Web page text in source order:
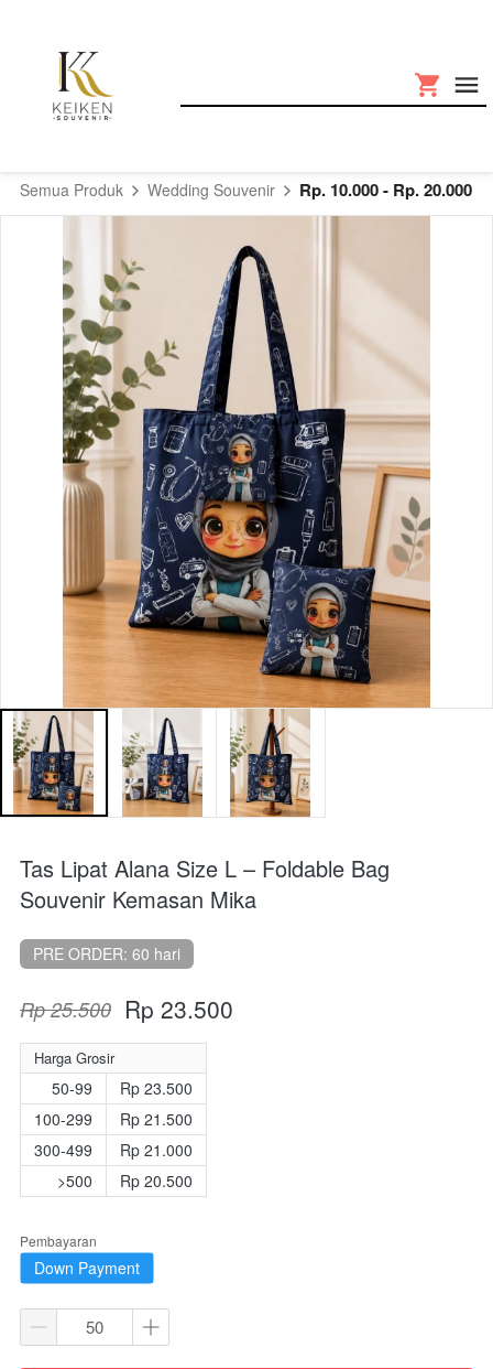
Semua Produk Wedding Souvenir Rp. 10.000 - Rp. 20.000
Tas Lipat Alana Size L – Foldable Bag
Souvenir Kemasan Mika
PRE ORDER: 60 hari
Rp 25.500 Rp 23.500
Harga Grosir
50-99
100-299
300-499
>500
Rp 23.500
Rp 21.500
Rp 21.000
Rp 20.500
Pembayaran
Down Payment